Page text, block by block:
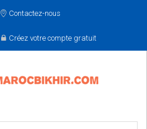
Contactez-nous
Créez votre compte gratuit